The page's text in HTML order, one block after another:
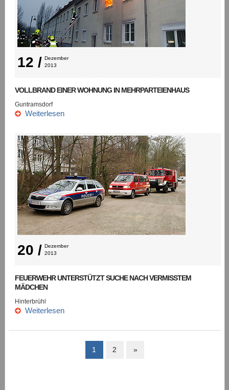
12 / Dezember
2013
VOLLBRAND EINER WOHNUNG IN MEHRPARTEIENHAUS
Guntramsdorf
Weiterlesen
20 / Dezember
2013
FEUERWEHR UNTERSTÜTZT SUCHE NACH VERMISSTEM
MÄDCHEN
Hinterbrühl
Weiterlesen
1 2 »